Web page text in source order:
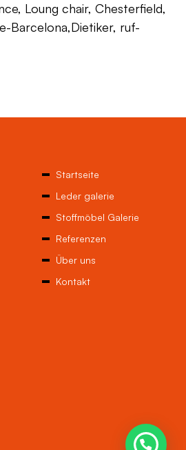
Loung chair, Chesterfield,
Barcelona,Dietiker, ruf-
Startseite
Leder galerie
Stoffmöbel Galerie
Referenzen
Über uns
Kontakt